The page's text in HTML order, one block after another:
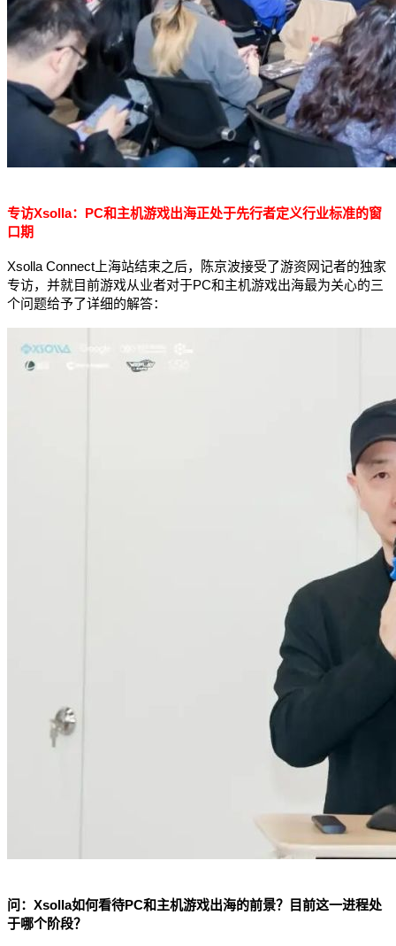
专访Xsolla：PC和主机游戏出海正处于先行者定义行业标准的窗
口期
Xsolla Connect上海站结束之后，陈京波接受了游资网记者的独家
专访，并就目前游戏从业者对于PC和主机游戏出海最为关心的三
个问题给予了详细的解答：
问：Xsolla如何看待PC和主机游戏出海的前景？目前这一进程处
于哪个阶段？